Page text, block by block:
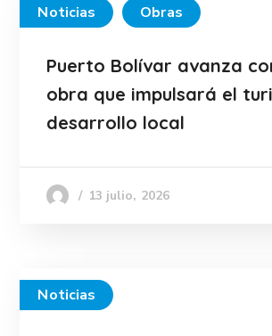
Noticias Obras
Puerto Bolívar avanza
obra que impulsará el
desarrollo local
13 julio, 2026
Noticias